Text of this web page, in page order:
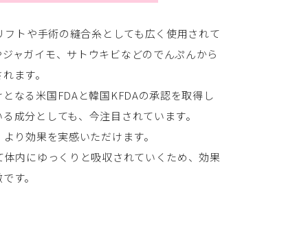
トや手術の縫合糸としても広く使用されて
ャガイモ、サトウキビなどのでんぷんから
ます。
なる米国FDAと韓国KFDAの承認を取得し
成分としても、今注目されています。
り効果を実感いただけます。
内にゆっくりと吸収されていくため、効果
す。